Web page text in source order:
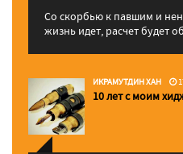
Со скорбью к павшим и
жизнь идет, расчет будет
ИКРАМУТДИН ХАН
10 лет с моим